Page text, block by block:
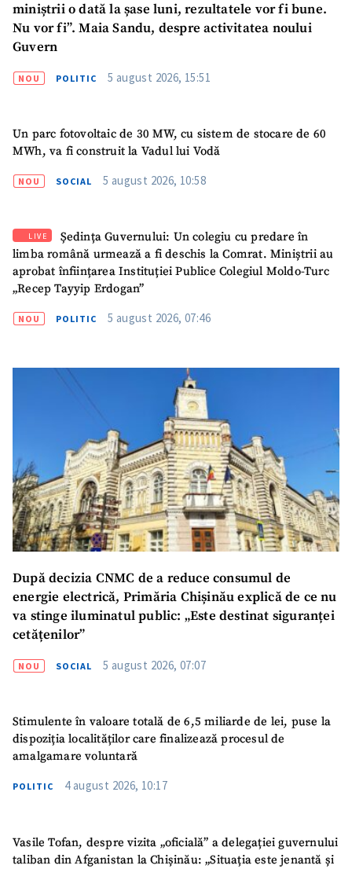
SUSȚINE
miniștrii o dată la șase luni, rezultatele vor fi bune.
Nu vor fi”. Maia Sandu, despre activitatea noului
Guvern
NOU POLITIC 5 august 2026, 15:51
Un parc fotovoltaic de 30 MW, cu sistem de stocare de 60
MWh, va fi construit la Vadul lui Vodă
NOU SOCIAL 5 august 2026, 10:58
LIVE
Ședința Guvernului: Un colegiu cu predare în
limba română urmează a fi deschis la Comrat. Miniștrii au
aprobat înființarea Instituției Publice Colegiul Moldo-Turc
„Recep Tayyip Erdogan”
NOU POLITIC 5 august 2026, 07:46
După decizia CNMC de a reduce consumul de
energie electrică, Primăria Chișinău explică de ce nu
va stinge iluminatul public: „Este destinat siguranței
cetățenilor”
NOU SOCIAL 5 august 2026, 07:07
Stimulente în valoare totală de 6,5 miliarde de lei, puse la
dispoziția localităților care finalizează procesul de
amalgamare voluntară
POLITIC 4 august 2026, 10:17
Vasile Tofan, despre vizita „oficială” a delegației guvernului
taliban din Afganistan la Chișinău: „Situația este jenantă și
Email+ Emailul meu
confidențialitate.